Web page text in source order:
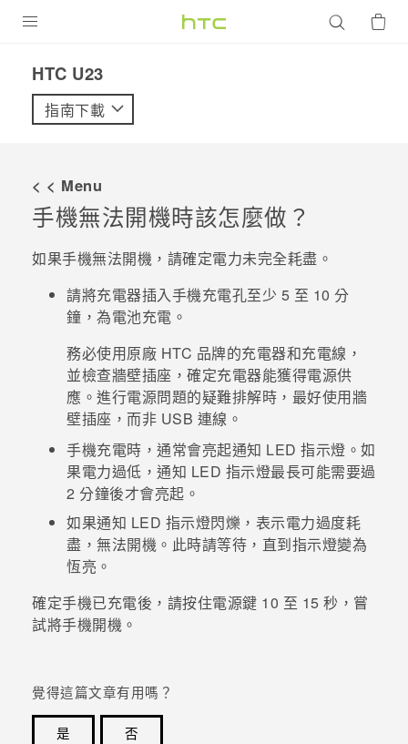
VIVE
配件
優惠專區
焦點訊息
校園專案
企業採購
銷售門市
銷售通路
支援服務
VIVELAND
HTC U23‎
指南下載
< < Menu
手機無法開機時該怎麼做？
如果手機無法開機，請確定電力未完全耗盡。
請將充電器插入手機充電孔至少 5 至 10 分
鐘，為電池充電。
務必使用原廠 HTC 品牌的充電器和充電線，
並檢查牆壁插座，確定充電器能獲得電源供
應。進行電源問題的疑難排解時，最好使用牆
壁插座，而非 USB 連線。
手機充電時，通常會亮起通知 LED 指示燈。如
果電力過低，通知 LED 指示燈最長可能需要過
2 分鐘後才會亮起。
如果通知 LED 指示燈閃爍，表示電力過度耗
盡，無法開機。此時請等待，直到指示燈變為
恆亮。
確定手機已充電後，請按住電源鍵 10 至 15 秒，嘗
試將手機開機。
覺得這篇文章有用嗎？
是
否